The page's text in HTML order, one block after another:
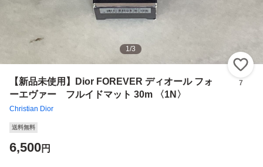
1/3
【新品未使用】Dior FOREVER ディオール フォ
ーエヴァー フルイドマット 30m 〈1N〉
Christian Dior
7
送料無料
6,500円